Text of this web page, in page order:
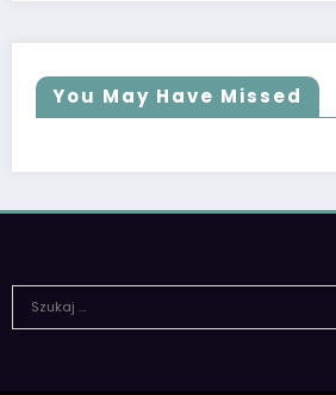
You May Have Missed